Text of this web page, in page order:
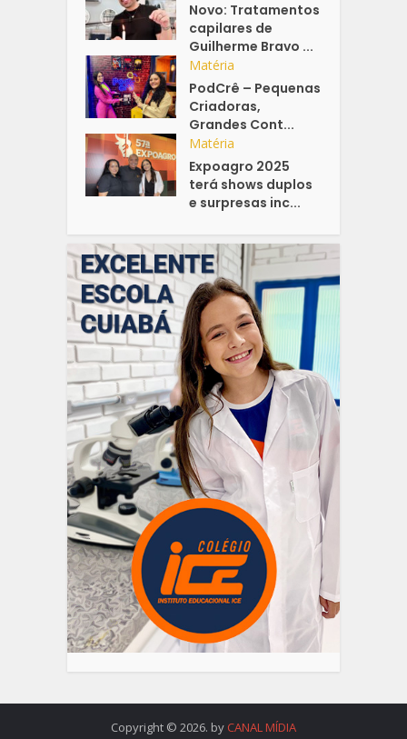
Novo: Tratamentos
capilares de
Guilherme Bravo ...
Matéria
PodCrê – Pequenas
Criadoras,
Grandes Cont...
Matéria
Expoagro 2025
terá shows duplos
e surpresas inc...
Copyright © 2026. by CANAL MÍDIA